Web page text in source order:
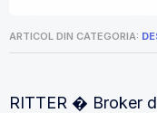
ARTICOL DIN CATEGORIA:
RITTER � Broker